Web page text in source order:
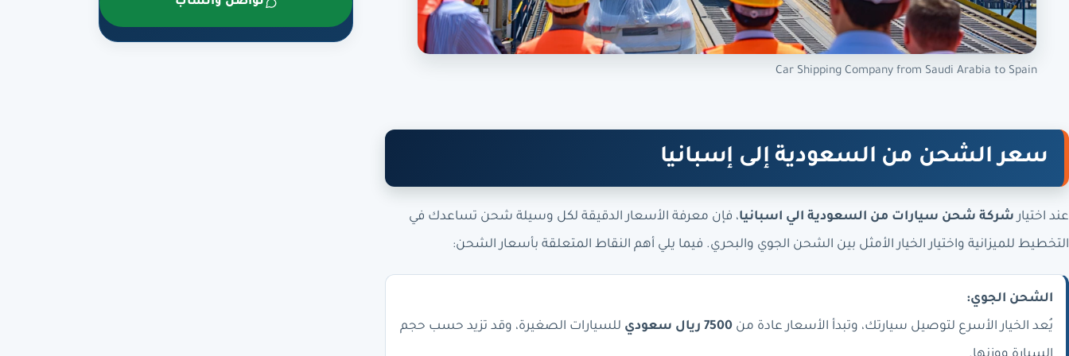
Car Shipping Company from Saudi Arabia to Spain
سعر الشحن من السعودية إلى إسبانيا
عند اختيار شركة شحن سيارات من السعودية الي اسبانيا، فإن معرفة الأسعار الدقيقة لكل وسيلة شحن تساعدك في
التخطيط للميزانية واختيار الخيار الأمثل بين الشحن الجوي والبحري. فيما يلي أهم النقاط المتعلقة بأسعار الشحن:
الشحن الجوي:
يُعد الخيار الأسرع لتوصيل سيارتك، وتبدأ الأسعار عادة من 7500 ريال سعودي للسيارات الصغيرة، وقد تزيد حسب حجم